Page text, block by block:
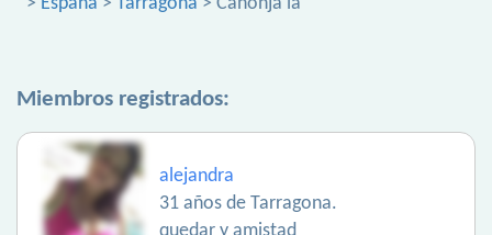
Miembros registrados:
alejandra
31 años de Tarragona.